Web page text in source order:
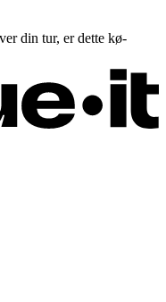
din tur, er dette kø-